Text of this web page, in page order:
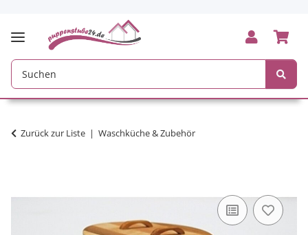
Zurück zur Liste Waschküche & Zubehör